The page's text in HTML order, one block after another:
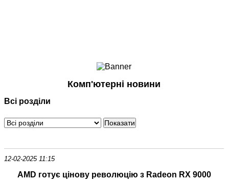
Смартфони
Периферія
Програмне забезпечення
Комп'ютерні новини
Всі розділи
12-02-2025 11:15
AMD готує цінову революцію з Radeon RX 9000